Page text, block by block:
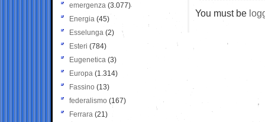
You must be
emergenza (3.077)
Energia (45)
Esselunga (2)
Esteri (784)
Eugenetica (3)
Europa (1.314)
Fassino (13)
federalismo (167)
Ferrara (21)